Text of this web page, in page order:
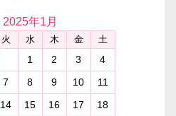
2025年1月
火 水 木 金 土
1 2 3
4
7 8 9 10
11
14 15 16 17
18